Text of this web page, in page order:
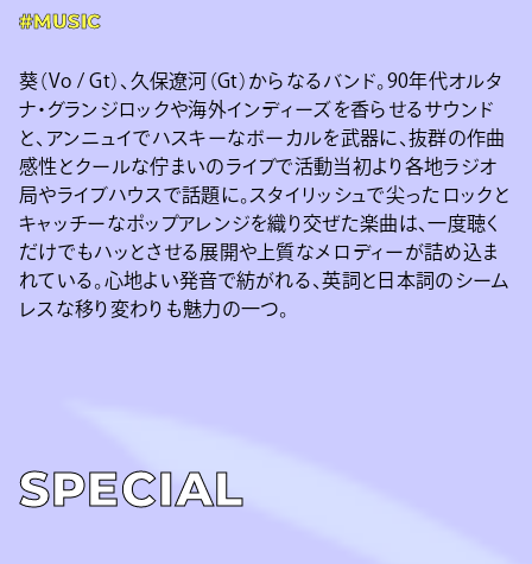
#MUSIC
葵（Vo / Gt）、久保遼河（Gt）からなるバンド。90年代オルタ
ナ・グランジロックや海外インディーズを香らせるサウンド
と、アンニュイでハスキーなボーカルを武器に、抜群の作曲
感性とクールな佇まいのライブで活動当初より各地ラジオ
局やライブハウスで話題に。スタイリッシュで尖ったロックと
キャッチーなポップアレンジを織り交ぜた楽曲は、一度聴く
だけでもハッとさせる展開や上質なメロディーが詰め込ま
れている。心地よい発音で紡がれる、英詞と日本詞のシーム
レスな移り変わりも魅力の一つ。
SPECIAL